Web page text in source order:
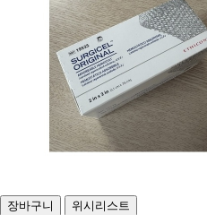
장바구니 위시리스트